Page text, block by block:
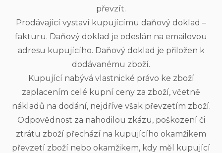
převzít.
Prodávající vystaví kupujícímu daňový doklad –
fakturu. Daňový doklad je odeslán na emailovou
adresu kupujícího. Daňový doklad je přiložen k
dodávanému zboží.
Kupující nabývá vlastnické právo ke zboží
zaplacením celé kupní ceny za zboží, včetně
nákladů na dodání, nejdříve však převzetím zboží.
Odpovědnost za nahodilou zkázu, poškození či
ztrátu zboží přechází na kupujícího okamžikem
převzetí zboží nebo okamžikem, kdy měl kupující